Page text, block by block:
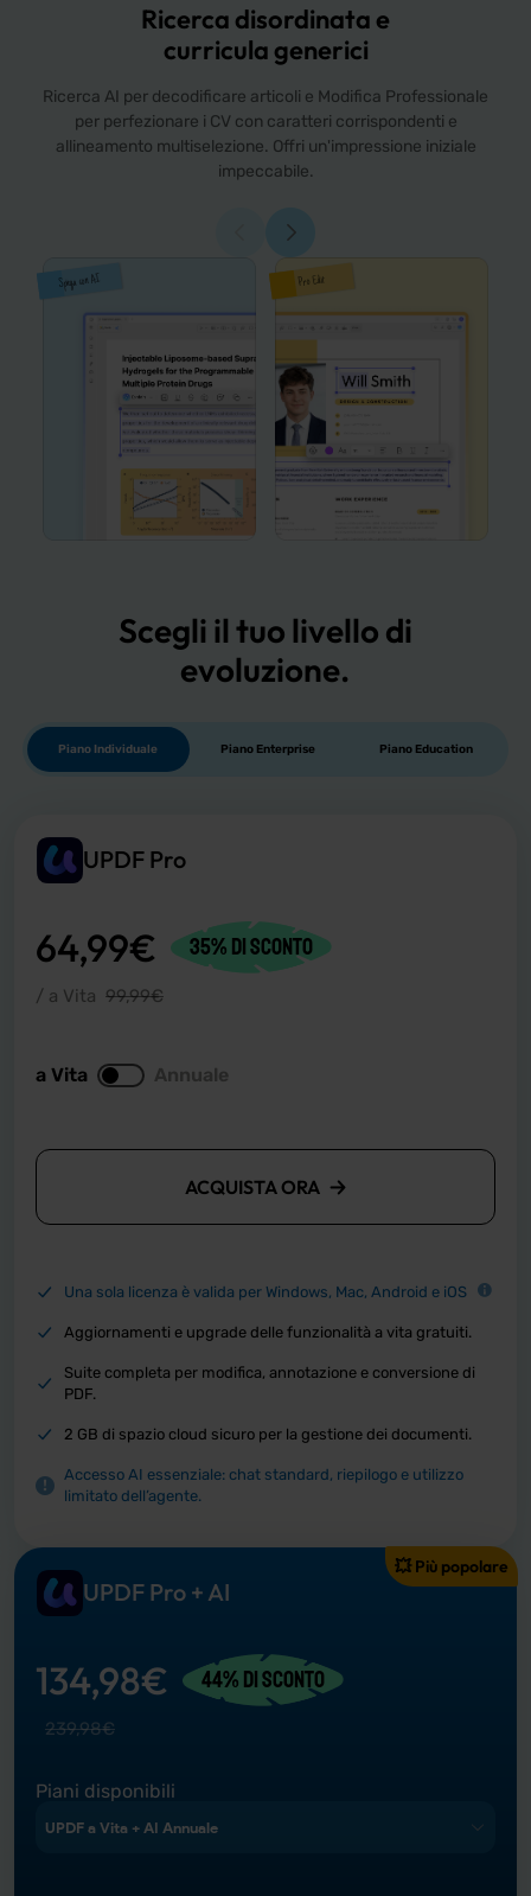
Ricerca disordinata e
curricula generici
Ricerca AI per decodificare articoli e Modifica Professionale
per perfezionare i CV con caratteri corrispondenti e
allineamento multiselezione. Offri un'impressione iniziale
impeccabile.
Scegli il tuo livello di
evoluzione.
Piano Individuale Piano Enterprise Piano Education
UPDF Pro
64,99€ 35% di sconto
/ a Vita 99,99€
a Vita Annuale
ACQUISTA ORA
Una sola licenza è valida per Windows, Mac, Android e iOS
Aggiornamenti e upgrade delle funzionalità a vita gratuiti.
Suite completa per modifica, annotazione e conversione di
PDF.
2 GB di spazio cloud sicuro per la gestione dei documenti.
Accesso AI essenziale: chat standard, riepilogo e utilizzo
limitato dell’agente.
💥 Più popolare
UPDF Pro + AI
134,98€ 44% di sconto
239,98€
Piani disponibili